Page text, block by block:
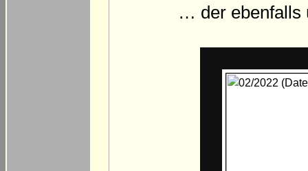
… der ebenfalls